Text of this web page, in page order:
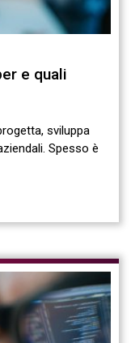
e quali
sviluppa
Spesso è